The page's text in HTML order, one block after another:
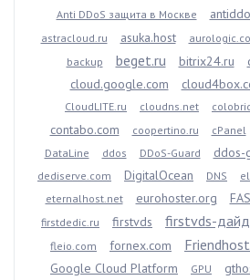
Anti DDoS защита в Москве
astracloud.ru
asuka.host
backup beget.ru bitrix24.ru
cloud.google.com
CloudLITE.ru cloudns.net
contabo.com coopertino.ru cPanel
DataLine ddos DDoS-Guard ddos-
dediserve.com
DigitalOcean DNS
eternalhost.net
eurohoster.org
firstdedic.ru
firstvds firstvds-
fleio.com fornex.com
Google Cloud Platform
GPU